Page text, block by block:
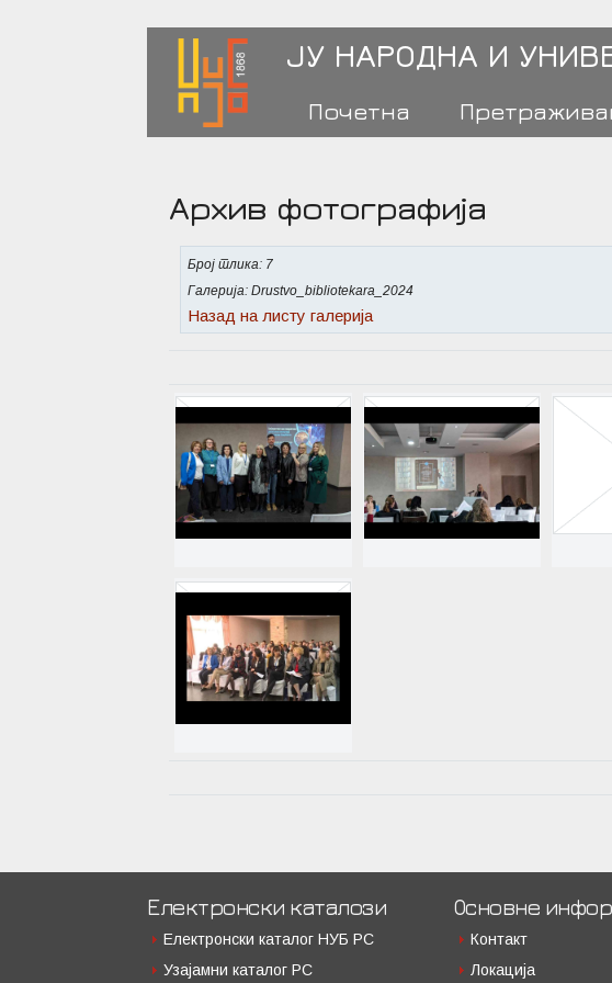
ЈУ НАРОДНА И
Почетна
Архив фотографија
Број слика: 7
Галерија: Drustvo_bibliotekara_2024
Назад на листу галерија
Електронски каталози
Електронски каталог НУБ РС
Узајамни каталог РС
Основне
Контакт
Локација